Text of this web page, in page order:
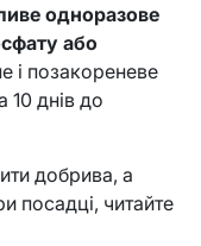
одноразове
або
і позакореневе
10 днів до
добрива, а
посадці, читайте